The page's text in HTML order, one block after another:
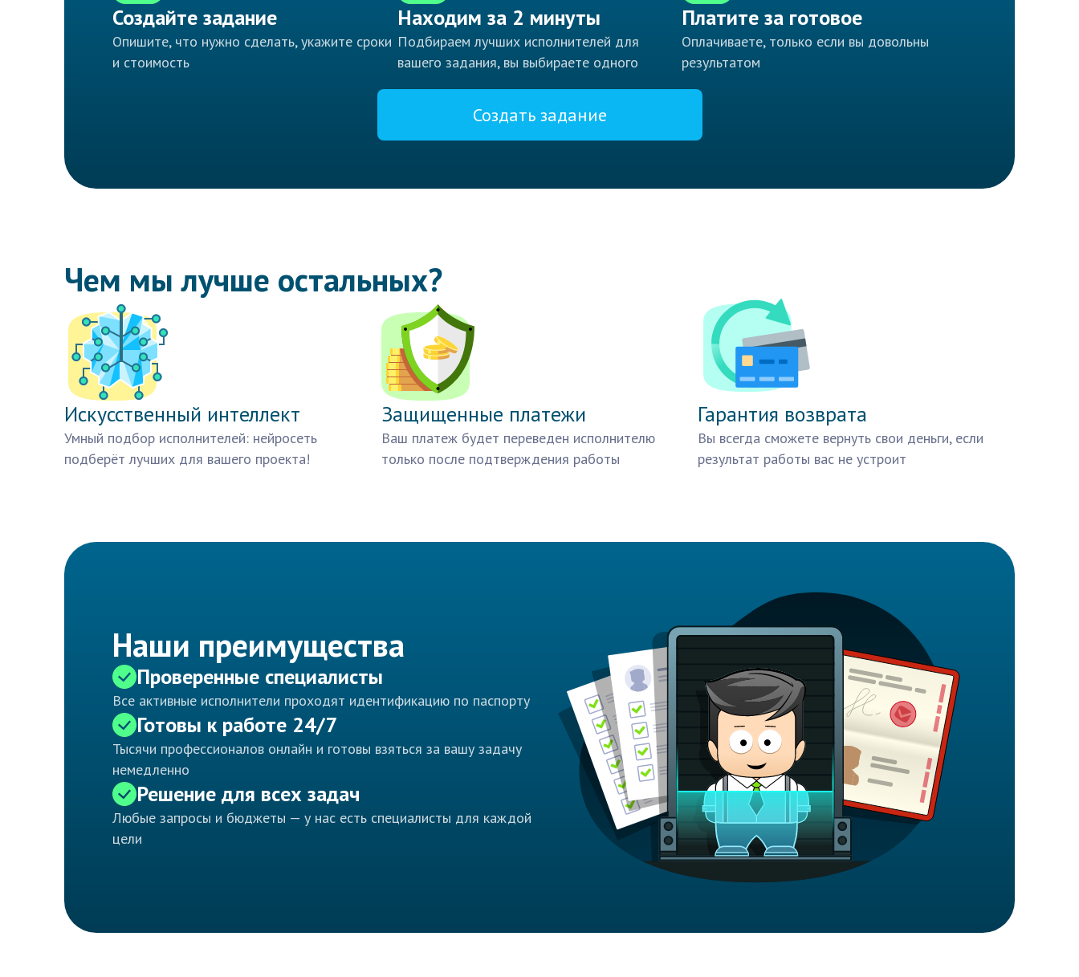
Создайте задание
Опишите, что нужно сделать, укажите сроки
и стоимость
Находим за 2 минуты
Подбираем лучших исполнителей для
вашего задания, вы выбираете одного
Платите за готовое
Оплачиваете, только если вы довольны
результатом
Создать задание
Чем мы лучше остальных?
Искусственный интеллект
Умный подбор исполнителей: нейросеть
подберёт лучших для вашего проекта!
Защищенные платежи
Ваш платеж будет переведен исполнителю
только после подтверждения работы
Гарантия возврата
Вы всегда сможете вернуть свои деньги, если
результат работы вас не устроит
Наши преимущества
Проверенные специалисты
Все активные исполнители проходят идентификацию по паспорту
Готовы к работе 24/7
Тысячи профессионалов онлайн и готовы взяться за вашу задачу
немедленно
Решение для всех задач
Любые запросы и бюджеты — у нас есть специалисты для каждой
цели